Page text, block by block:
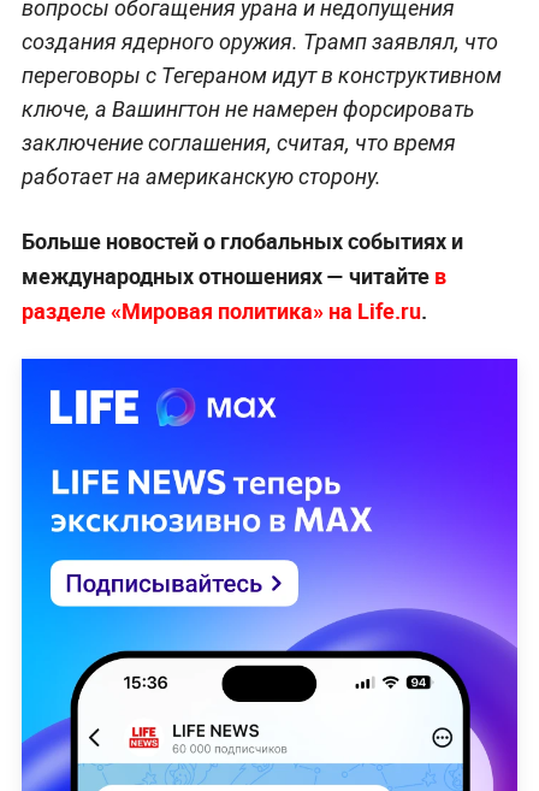
вопросы обогащения урана и недопущения
создания ядерного оружия. Трамп заявлял, что
переговоры с Тегераном идут в конструктивном
ключе, а Вашингтон не намерен форсировать
заключение соглашения, считая, что время
работает на американскую сторону.
Больше новостей о глобальных событиях и
международных отношениях — читайте в
разделе «Мировая политика» на Life.ru.